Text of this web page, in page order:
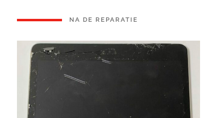
NA DE REPARATIE